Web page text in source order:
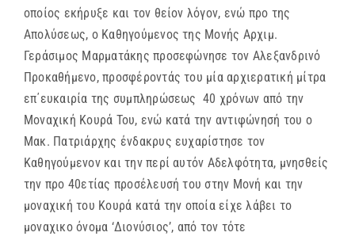
οποίος εκήρυξε και τον θείον λόγον, ενώ προ της
Απολύσεως, ο Καθηγούμενος της Μονής Αρχιμ.
Γεράσιμος Μαρματάκης προσεφώνησε τον Αλεξανδρινό
Προκαθήμενο, προσφέροντάς του μία αρχιερατική μίτρα
επ΄ευκαιρία της συμπληρώσεως 40 χρόνων από την
Μοναχική Κουρά Του, ενώ κατά την αντιφώνησή του ο
Μακ. Πατριάρχης ένδακρυς ευχαρίστησε τον
Καθηγούμενον και την περί αυτόν Αδελφότητα, μνησθείς
την προ 40ετίας προσέλευσή του στην Μονή και την
μοναχική του Κουρά κατά την οποία είχε λάβει το
μοναχικο όνομα ‘Διονύσιος’, από τον τότε